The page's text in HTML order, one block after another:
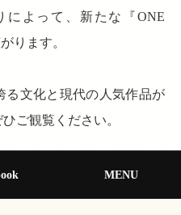
によって、新たな『ONE
ります。
る文化と現代の人気作品が
ご観覧ください。
ヒノ国」復興編 MENU